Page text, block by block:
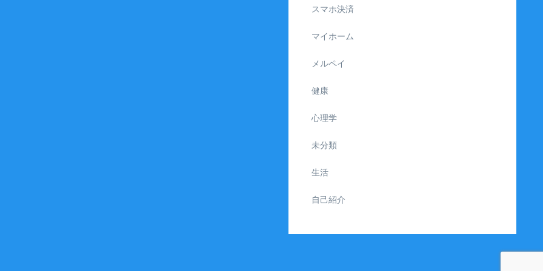
スマホ決済
マイホーム
メルペイ
健康
心理学
未分類
生活
自己紹介